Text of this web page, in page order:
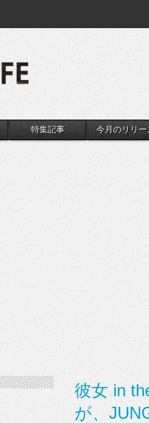
特集記事 今月のリリー
彼女 in
が、